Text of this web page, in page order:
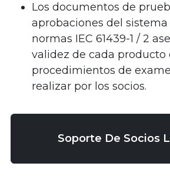
Los documentos de
aprobaciones del sistema
normas IEC 61439-1 / 2
validez de cada producto
procedimientos de
realizar por los socios.
Soporte De Socios